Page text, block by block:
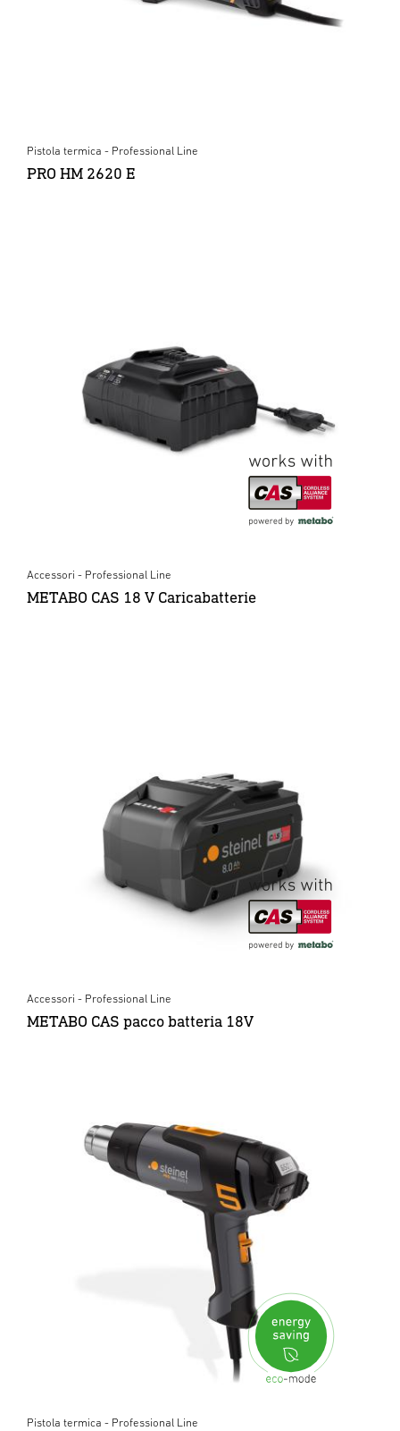
Pistola termica - Professional Line
PRO HM 2620 E
Accessori - Professional Line
METABO CAS 18 V Caricabatterie
Accessori - Professional Line
METABO CAS pacco batteria 18V
Pistola termica - Professional Line